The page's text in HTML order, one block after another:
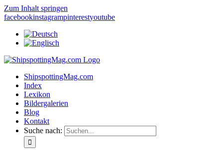
Zum Inhalt springen
facebookinstagrampinterestyoutube
ShipspottingMag.com
Index
Lexikon
Bildergalerien
Blog
Kontakt
Suche nach: